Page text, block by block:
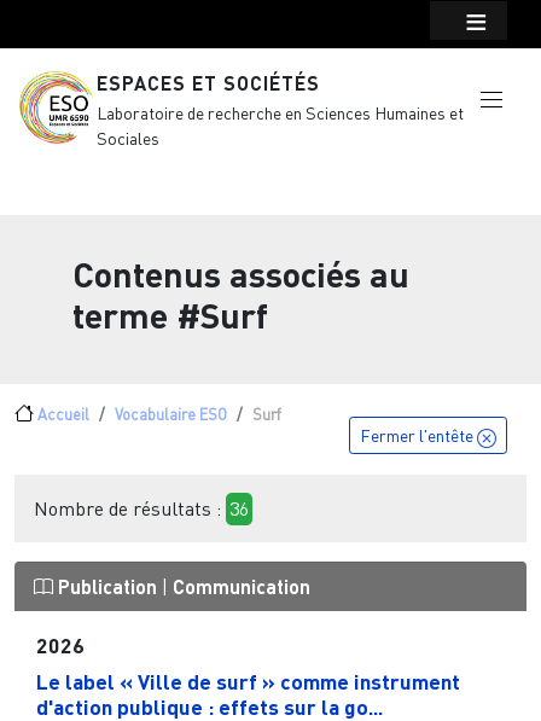
ESPACES ET SOCIÉTÉS
Laboratoire de recherche en Sciences Humaines et
Sociales
Contenus associés au
terme #Surf
Fil d'Ariane
Accueil Vocabulaire ESO Surf
Fermer l'entête
Nombre de résultats : 36
Publication Communication
2026
Le label « Ville de surf » comme instrument
d'action publique : effets sur la go...